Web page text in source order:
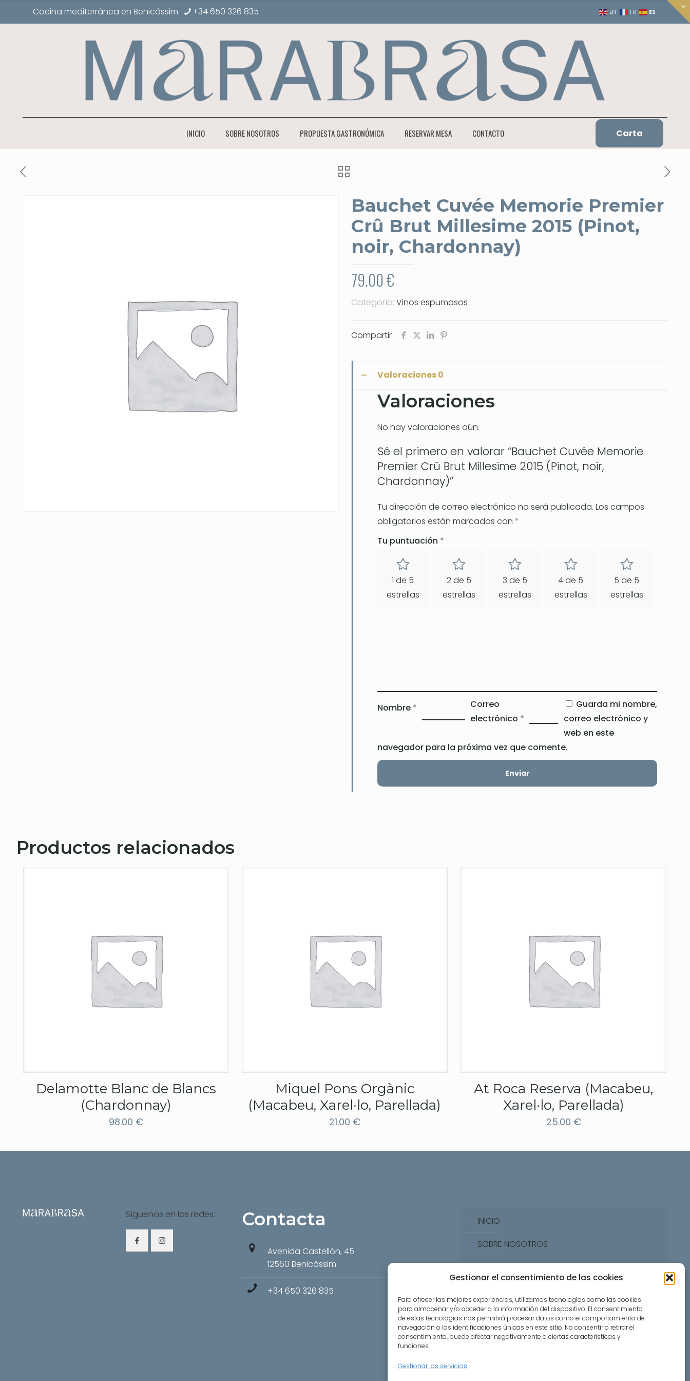
Gestionar el consentimiento de las cookies
Para ofrecer las mejores experiencias, utilizamos tecnologías como las cookies
para almacenar y/o acceder a la información del dispositivo. El consentimiento
de estas tecnologías nos permitirá procesar datos como el comportamiento de
navegación o las identificaciones únicas en este sitio. No consentir o retirar el
consentimiento, puede afectar negativamente a ciertas características y
funciones.
Gestionar los servicios
Cocina mediterránea en Benicássim +34 650 326 835 EN FR ES
INICIO SOBRE NOSOTROS PROPUESTA GASTRONÓMICA RESERVAR MESA CONTACTO Carta
Bauchet Cuvée Memorie Premier
Crû Brut Millesime 2015 (Pinot,
noir, Chardonnay)
79.00€
Categoría: Vinos espumosos
Compartir
Valoraciones0
Valoraciones
No hay valoraciones aún.
Sé el primero en valorar “Bauchet Cuvée Memorie
Premier Crû Brut Millesime 2015 (Pinot, noir,
Chardonnay)”
Tu dirección de correo electrónico no será publicada. Los campos
obligatorios están marcados con *
Tu puntuación *
1 de 5
estrellas
2 de 5
estrellas
3 de 5
estrellas
4 de 5
estrellas
5 de 5
estrellas
Nombre *
Correo
electrónico *
Guarda mi nombre,
correo electrónico y
web en este
navegador para la próxima vez que comente.
Productos relacionados
Delamotte Blanc de Blancs
(Chardonnay)
98.00 €
Miquel Pons Orgànic
(Macabeu, Xarel·lo, Parellada)
21.00 €
At Roca Reserva (Macabeu,
Xarel·lo, Parellada)
25.00 €
Síguenos en las redes: Contacta
Avenida Castellón, 45
12560 Benicàssim
+34 650 326 835
INICIO
SOBRE NOSOTROS
CONTACTO